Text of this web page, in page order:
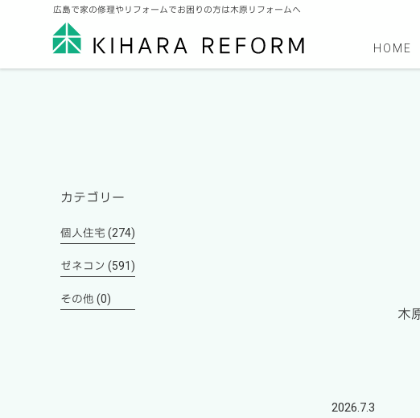
広島で家の修理やリフォームでお困りの方は木原リフォームへ
HOME
木
2026.7.3
カテゴリー
個人住宅 (274)
ゼネコン (591)
その他 (0)